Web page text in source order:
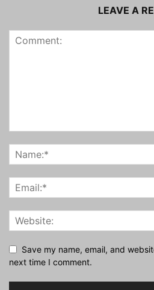
LEAVE A
Save my name, email, and
next time I comment.